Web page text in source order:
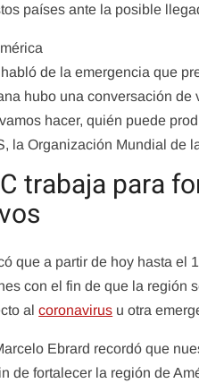
países ante la posible
de la emergencia que
hubo una conversación
hacer, quién puede
la Organización Mundial de
trabaja para
que a partir de hoy hasta el
con el fin de que la región
alcoronavirus u otra
Ebrard recordó que
de fortalecer la región de